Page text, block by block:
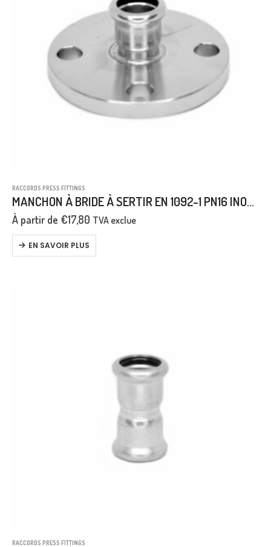
RACCORDS PRESS FITTINGS
MANCHON À BRIDE À SERTIR EN 1092-1 PN16 INOX AISI 316L
À partir de €17,80 TVA exclue
EN SAVOIR PLUS
RACCORDS PRESS FITTINGS